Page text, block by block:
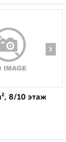
›
8/10 этаж